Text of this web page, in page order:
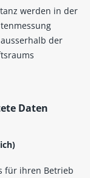
werden in der
der
Daten
für ihren Betrieb